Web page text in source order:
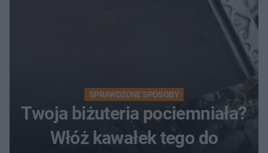
SPRAWDZONE SPOSOBY
Twoja biżuteria pociemniała?
Włóż kawałek tego do